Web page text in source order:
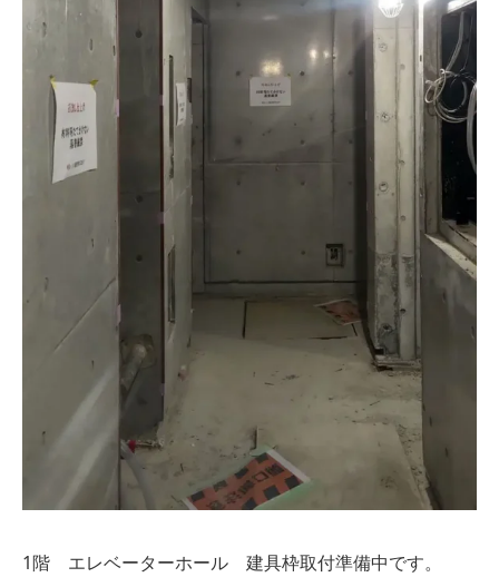
1階 エレベーターホール 建具枠取付準備中です。